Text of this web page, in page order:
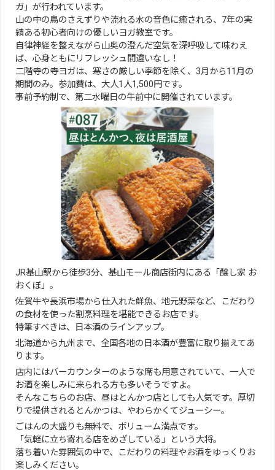
ガ」が行われています。
山の中の鳥のさえずりや流れる水の音色に癒される、7年の実
績ある初心者向けの優しいヨガ教室です。
自律神経を整えながら山奥の澄んだ空気を深呼吸して味わえ
ば、心身ともにリフレッシュ間違いなし！
二階寺の寺ヨガは、寒さの厳しい季節を除く、3月から11月の
期間のみ。参加費は、大人1人1,500円です。
事前予約制で、第二水曜日の午前中に開催されています。
JR基山駅から徒歩3分、基山モール商店街内にある「醸し家 お
おくぼ」。
佐賀牛や長浜市場から仕入れた鮮魚、地元野菜など、こだわり
の食材を使った割烹料理を堪能できるお店です。
特筆すべきは、日本酒のラインアップ。
北海道から九州まで、全国各地の日本酒が豊富に取り揃えてあ
ります。
店内にはバーカウンターのような席も用意されていて、一人で
お酒を楽しみに来られる方も多いそうですよ。
そんなこちらのお店、昼はとんかつ店としても人気です。厚切
りで提供されるとんかつは、やわらかくてジューシー。
ごはんの大盛りも無料で、ボリューム満点です。
「気軽に立ち寄れる店をめざしている」という大将。
落ち着いた雰囲気の中で、こだわりの料理やお酒をゆっくりお
楽しみください。